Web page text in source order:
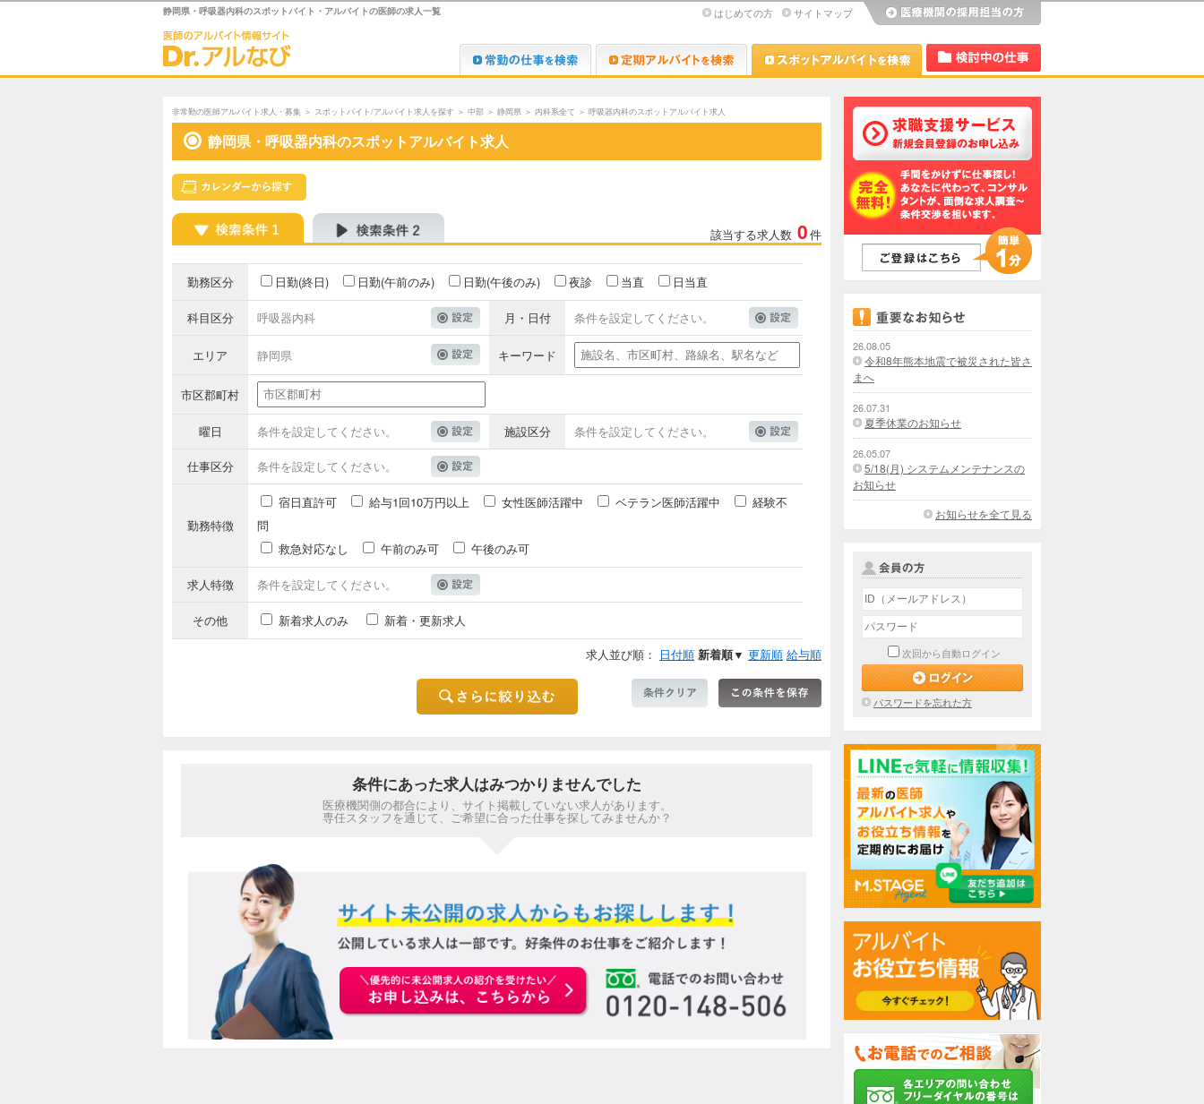
静岡県・呼吸器内科のスポットバイト・アルバイトの医師の求人一覧 はじめての方 サイトマップ
Dr.転職なび Dr.アルなび Dr.アルなび
非常勤の医師アルバイト求人・募集 ＞ スポットバイト/アルバイト求人を探す ＞ 中部 ＞ 静岡県 ＞ 内科系全て ＞ 呼吸器内科のスポットアルバイト求人
静岡県・呼吸器内科のスポットアルバイト求人
該当する求人数 0件
勤務区分 日勤(終日) 日勤(午前のみ) 日勤(午後のみ) 夜診 当直 日当直
科目区分 呼吸器内科 月・日付 条件を設定してください。
エリア 静岡県 キーワード
市区郡町村
曜日 条件を設定してください。 施設区分 条件を設定してください。
仕事区分 条件を設定してください。
勤務特徴
宿日直許可 給与1回10万円以上 女性医師活躍中 ベテラン医師活躍中
経験不
問
救急対応なし
午前のみ可 午後のみ可
求人特徴 条件を設定してください。
その他 新着求人のみ
新着・更新求人
求人並び順： 日付順 新着順▼ 更新順 給与順
条件にあった求人はみつかりませんでした
医療機関側の都合により、サイト掲載していない求人があります。
専任スタッフを通じて、ご希望に合った仕事を探してみませんか？
お申込みはこちらから
26.08.05
令和8年熊本地震で被災された皆さ
まへ
26.07.31
夏季休業のお知らせ
26.05.07
5/18(月) システムメンテナンスの
お知らせ
お知らせを全て見る
次回から自動ログイン
パスワードを忘れた方